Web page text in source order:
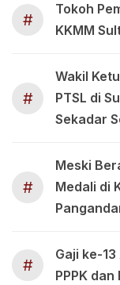
#
Tokoh
KKMM
#
Wakil
PTSL di
Sekadar
#
Meski
Medali di
#
Gaji ke-
PPPK